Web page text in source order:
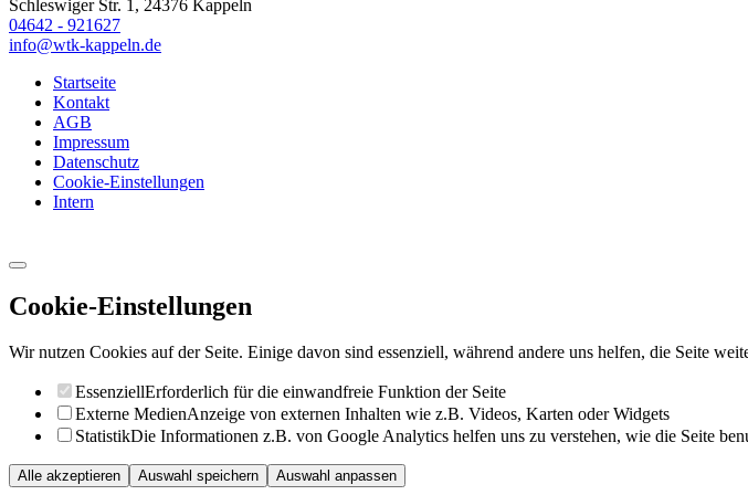
Schleswiger Str. 1, 24376 Kappeln
04642 - 921627
info@wtk-kappeln.de
Startseite
Kontakt
AGB
Impressum
Datenschutz
Cookie-Einstellungen
Intern
Cookie-Einstellungen
Wir nutzen Cookies auf der Seite. Einige davon sind essenziell, während andere uns helfen, die Seite
EssenziellErforderlich für die einwandfreie Funktion der Seite
Externe MedienAnzeige von externen Inhalten wie z.B. Videos, Karten oder Widgets
StatistikDie Informationen z.B. von Google Analytics helfen uns zu verstehen, wie die Seite
Alle akzeptieren Auswahl speichern Auswahl anpassen